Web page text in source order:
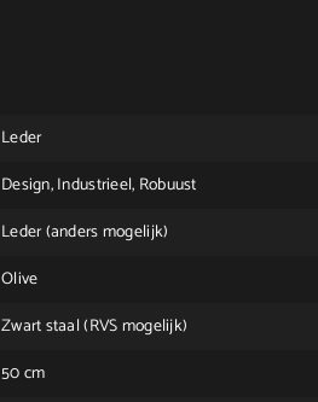
Leder
Design, Industrieel, Robuust
Leder (anders mogelijk)
Olive
Zwart staal (RVS mogelijk)
50 cm